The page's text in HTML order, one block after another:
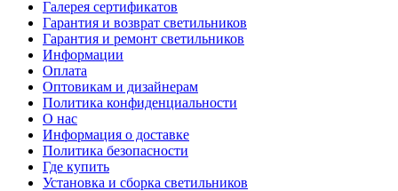
Галерея сертификатов
Гарантия и возврат светильников
Гарантия и ремонт светильников
Информации
Оплата
Оптовикам и дизайнерам
Политика конфиденциальности
О нас
Информация о доставке
Политика безопасности
Где купить
Установка и сборка светильников